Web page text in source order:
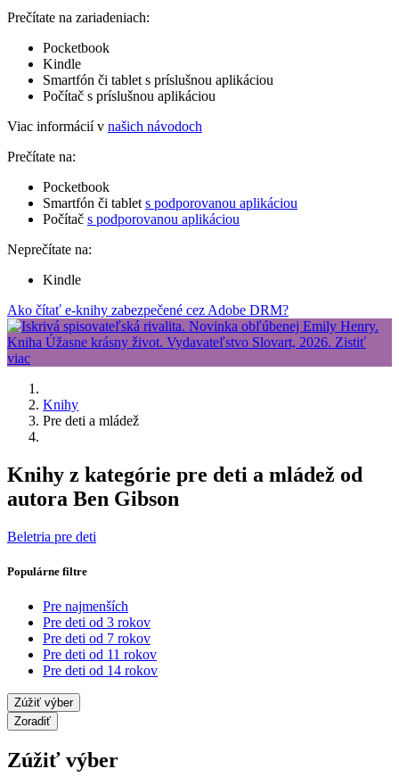
Prečítate na zariadeniach:
Pocketbook
Kindle
Smartfón či tablet s príslušnou aplikáciou
Počítač s príslušnou aplikáciou
Viac informácií v našich návodoch
Prečítate na:
Pocketbook
Smartfón či tablet s podporovanou aplikáciou
Počítač s podporovanou aplikáciou
Neprečítate na:
Kindle
Ako čítať e-knihy zabezpečené cez Adobe DRM?
Knihy
Pre deti a mládež
Knihy z kategórie pre deti a mládež od
autora Ben Gibson
Beletria pre deti
Populárne filtre
Pre najmenších
Pre deti od 3 rokov
Pre deti od 7 rokov
Pre deti od 11 rokov
Pre deti od 14 rokov
Zúžiť výber
Zoradiť
Zúžiť výber